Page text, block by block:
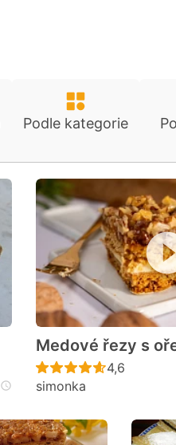
Podle kategorie
Medové řezy s
Recept
4,6
simonka